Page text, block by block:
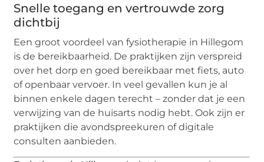
Snelle toegang en vertrouwde zorg
dichtbij
Een groot voordeel van fysiotherapie in Hillegom
is de bereikbaarheid. De praktijken zijn verspreid
over het dorp en goed bereikbaar met fiets, auto
of openbaar vervoer. In veel gevallen kun je al
binnen enkele dagen terecht – zonder dat je een
verwijzing van de huisarts nodig hebt. Ook zijn er
praktijken die avondspreekuren of digitale
consulten aanbieden.